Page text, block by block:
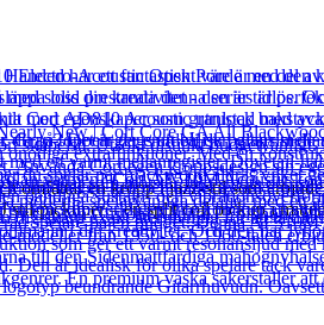
omfattar en kropp i jazz-stil som
stil-pickuper – en split coil pickup i